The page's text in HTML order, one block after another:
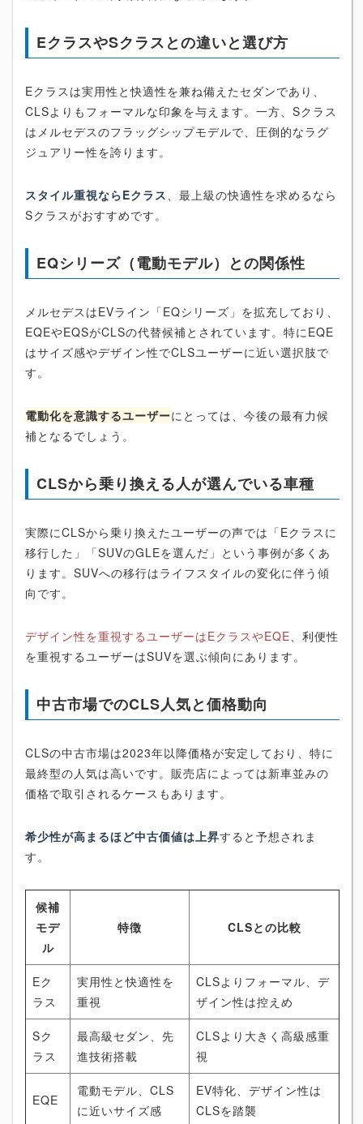
EクラスやSクラスとの違いと選び方
Eクラスは実用性と快適性を兼ね備えたセダンであり、
CLSよりもフォーマルな印象を与えます。一方、Sクラス
はメルセデスのフラッグシップモデルで、圧倒的なラグ
ジュアリー性を誇ります。
スタイル重視ならEクラス、最上級の快適性を求めるなら
Sクラスがおすすめです。
EQシリーズ（電動モデル）との関係性
メルセデスはEVライン「EQシリーズ」を拡充しており、
EQEやEQSがCLSの代替候補とされています。特にEQE
はサイズ感やデザイン性でCLSユーザーに近い選択肢で
す。
電動化を意識するユーザーにとっては、今後の最有力候
補となるでしょう。
CLSから乗り換える人が選んでいる車種
実際にCLSから乗り換えたユーザーの声では「Eクラスに
移行した」「SUVのGLEを選んだ」という事例が多くあ
ります。SUVへの移行はライフスタイルの変化に伴う傾
向です。
デザイン性を重視するユーザーはEクラスやEQE、利便性
を重視するユーザーはSUVを選ぶ傾向にあります。
中古市場でのCLS人気と価格動向
CLSの中古市場は2023年以降価格が安定しており、特に
最終型の人気は高いです。販売店によっては新車並みの
価格で取引されるケースもあります。
希少性が高まるほど中古価値は上昇すると予想されま
す。
候補
モデ
ル
特徴 CLSとの比較
Eク
ラス
実用性と快適性を
重視
CLSよりフォーマル、デ
ザイン性は控えめ
Sク
ラス
最高級セダン、先
進技術搭載
CLSより大きく高級感重
視
EQE
電動モデル、CLS
に近いサイズ感
EV特化、デザイン性は
CLSを踏襲